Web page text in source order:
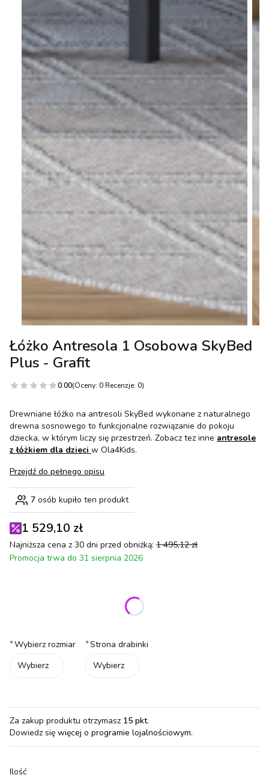
Łóżko Antresola 1 Osobowa SkyBed
Plus - Grafit
0.00(Oceny: 0 Recenzje: 0)
Drewniane łóżko na antresoli SkyBed wykonane z naturalnego
drewna sosnowego to funkcjonalne rozwiązanie do pokoju
dziecka, w którym liczy się przestrzeń. Zobacz tez inne antresole
z łóżkiem dla dzieci w Ola4Kids.
Przejdź do pełnego opisu
7 osób kupiło ten produkt
1 529,10 zł
Najniższa cena z 30 dni przed obniżką: 1 495,12 zł
Promocja trwa do 31 sierpnia 2026
Poszczególne warianty mogą różnić się ceną
*Wybierz rozmiar
Wybierz
*Strona drabinki
Wybierz
Za zakup produktu otrzymasz 15 pkt.
Dowiedz się więcej o programie lojalnościowym.
Ilość